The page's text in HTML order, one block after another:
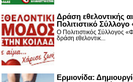
Δράση εθελοντικής
Πολιτιστικό
Ο Πολιτιστικός Σύλλογος
δράση εθελοντικ...
Ερμιονίδα: